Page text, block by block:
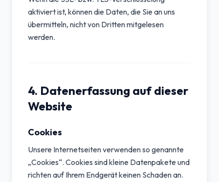
aktiviert ist, können die Daten, die Sie an uns
übermitteln, nicht von Dritten mitgelesen
werden.
4. Datenerfassung auf dieser
Website
Cookies
Unsere Internetseiten verwenden so genannte
„Cookies“. Cookies sind kleine Datenpakete und
richten auf Ihrem Endgerät keinen Schaden an.